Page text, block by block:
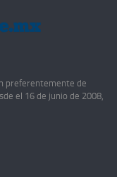
preferentemente de
el 16 de junio de 2008,